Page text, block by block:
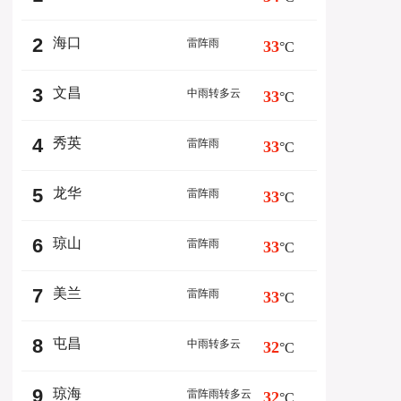
2 海口 雷阵雨 33°C
3 文昌 中雨转多云 33°C
4 秀英 雷阵雨 33°C
5 龙华 雷阵雨 33°C
6 琼山 雷阵雨 33°C
7 美兰 雷阵雨 33°C
8 屯昌 中雨转多云 32°C
9 琼海 雷阵雨转多云 32°C